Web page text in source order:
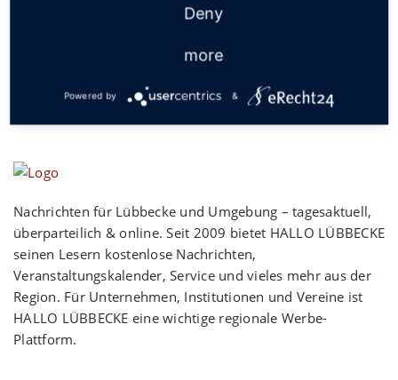
Nachrichten für Lübbecke und Umgebung – tagesaktuell,
überparteilich & online. Seit 2009 bietet HALLO LÜBBECKE
seinen Lesern kostenlose Nachrichten,
Veranstaltungskalender, Service und vieles mehr aus der
Region. Für Unternehmen, Institutionen und Vereine ist
HALLO LÜBBECKE eine wichtige regionale Werbe-
Plattform.
Deny
more
Powered by &